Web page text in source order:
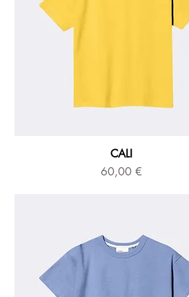
CALI
Prix
60,00 €